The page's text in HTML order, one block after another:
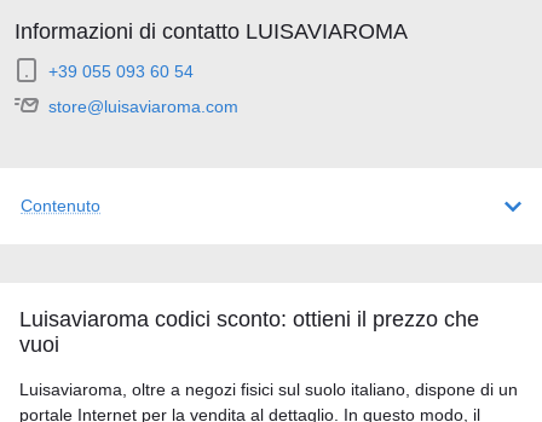
Contenuto
Luisaviaroma codici sconto: ottieni il prezzo che
vuoi
Luisaviaroma, oltre a negozi fisici sul suolo italiano, dispone di un
portale Internet per la vendita al dettaglio. In questo modo, il
Informazioni di contatto LUISAVIAROMA
+39 055 093 60 54
store@luisaviaroma.com